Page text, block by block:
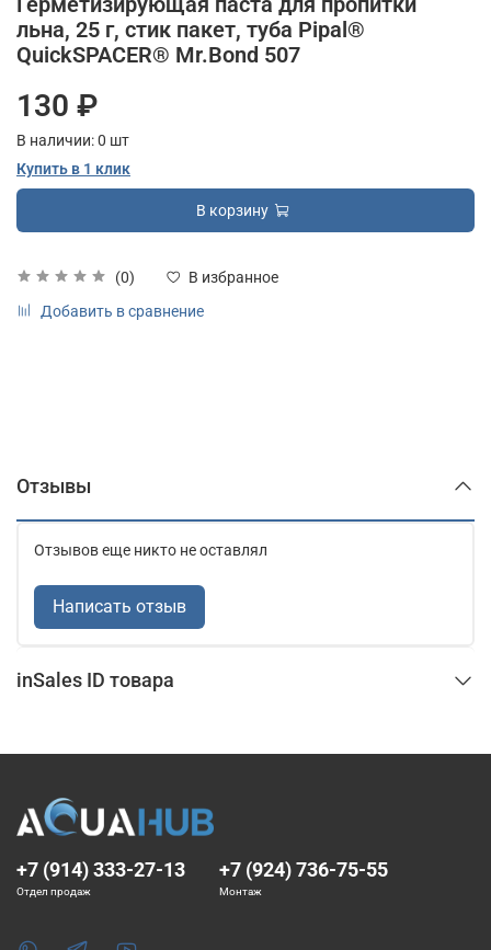
льна, 25 г, стик пакет, туба Pipal®
QuickSPACER® Mr.Bond 507
(0)
В избранное
Добавить в сравнение
130 ₽
В наличии:0 шт
Купить в 1 клик
В корзину
Отзывы
Отзывов еще никто не оставлял
Написать отзыв
inSales ID товара
+7 (914) 333-27-13
Отдел продаж
+7 (924) 736-75-55
Монтаж